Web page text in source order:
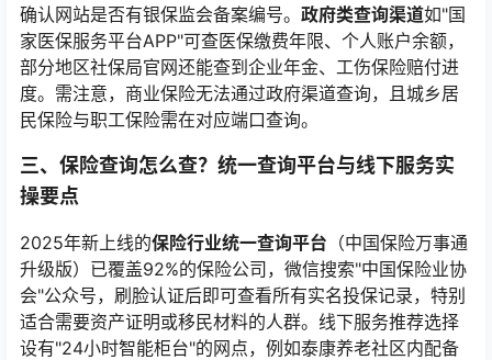
确认网站是否有银保监会备案编号。 政府类查询渠道如"国
家医保服务平台APP"可查医保缴费年限、个人账户余额，
部分地区社保局官网还能查到企业年金、工伤保险赔付进
度。需注意，商业保险无法通过政府渠道查询，且城乡居
民保险与职工保险需在对应端口查询。
三、保险查询怎么查？统一查询平台与线下服务实
操要点
2025年新上线的保险行业统一查询平台 （中国保险万事通
升级版）已覆盖92%的保险公司，微信搜索"中国保险业协
会"公众号，刷脸认证后即可查看所有实名投保记录，特别
适合需要资产证明或移民材料的人群。线下服务推荐选择
设有"24小时智能柜台"的网点，例如泰康养老社区内配备